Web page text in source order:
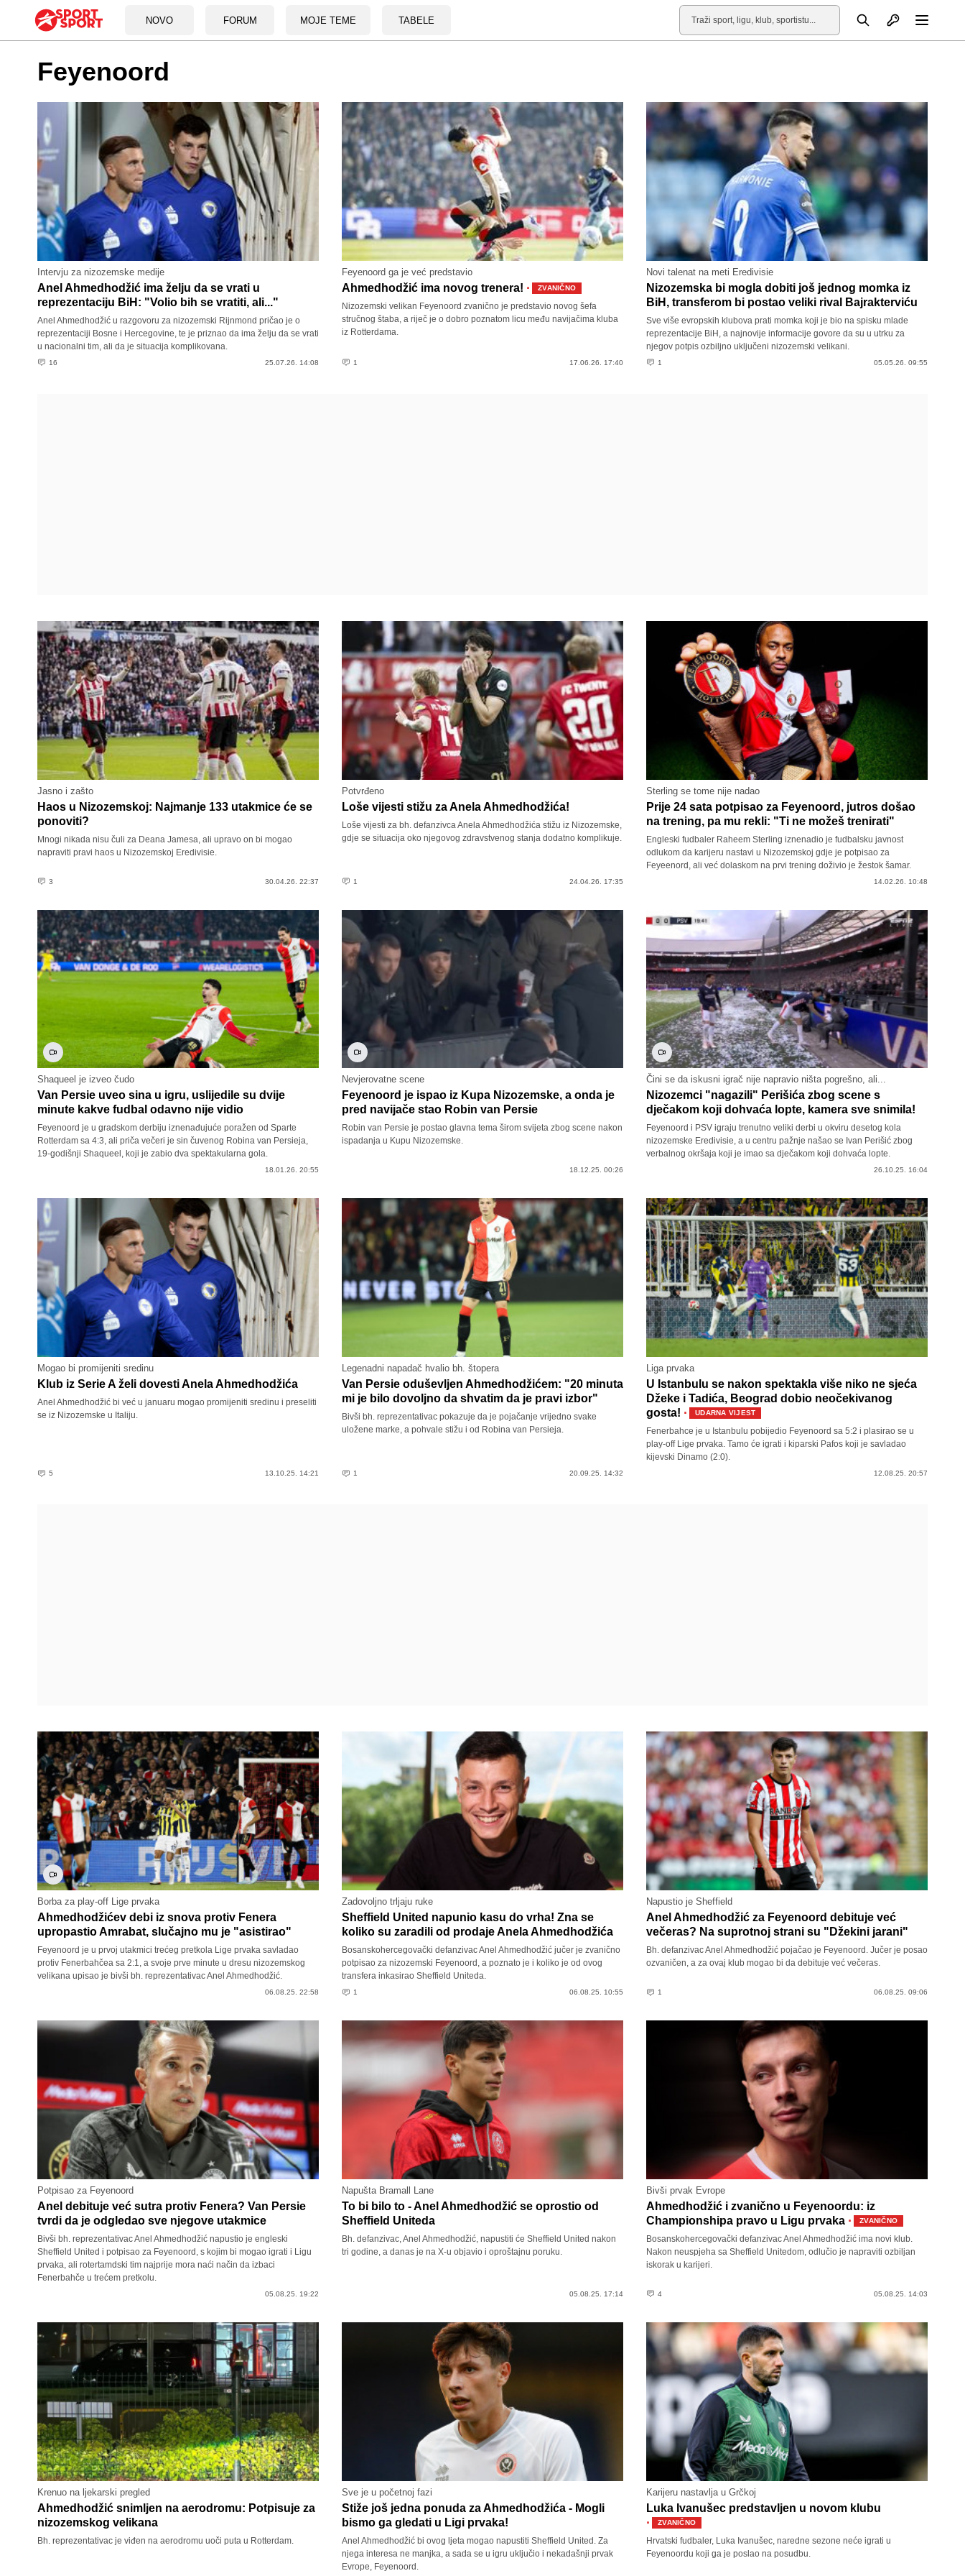
NOVO FORUM MOJE TEME TABELE
Pretraga Otvori profil
Feyenoord
Intervju za nizozemske medije
Anel Ahmedhodžić ima želju da se vrati u
reprezentaciju BiH: "Volio bih se vratiti, ali..."
Anel Ahmedhodžić u razgovoru za nizozemski Rijnmond pričao je o
reprezentaciji Bosne i Hercegovine, te je priznao da ima želju da se vrati
u nacionalni tim, ali da je situacija komplikovana.
16 25.07.26. 14:08
Feyenoord ga je već predstavio
Ahmedhodžić ima novog trenera! · ZVANIČNO
Nizozemski velikan Feyenoord zvanično je predstavio novog šefa
stručnog štaba, a riječ je o dobro poznatom licu među navijačima kluba
iz Rotterdama.
1 17.06.26. 17:40
Novi talenat na meti Eredivisie
Nizozemska bi mogla dobiti još jednog momka iz
BiH, transferom bi postao veliki rival Bajrakterviću
Sve više evropskih klubova prati momka koji je bio na spisku mlade
reprezentacije BiH, a najnovije informacije govore da su u utrku za
njegov potpis ozbiljno uključeni nizozemski velikani.
1 05.05.26. 09:55
Jasno i zašto
Haos u Nizozemskoj: Najmanje 133 utakmice će se
ponoviti?
Mnogi nikada nisu čuli za Deana Jamesa, ali upravo on bi mogao
napraviti pravi haos u Nizozemskoj Eredivisie.
3 30.04.26. 22:37
Potvrđeno
Loše vijesti stižu za Anela Ahmedhodžića!
Loše vijesti za bh. defanzivca Anela Ahmedhodžića stižu iz Nizozemske,
gdje se situacija oko njegovog zdravstvenog stanja dodatno komplikuje.
1 24.04.26. 17:35
Sterling se tome nije nadao
Prije 24 sata potpisao za Feyenoord, jutros došao
na trening, pa mu rekli: "Ti ne možeš trenirati"
Engleski fudbaler Raheem Sterling iznenadio je fudbalsku javnost
odlukom da karijeru nastavi u Nizozemskoj gdje je potpisao za
Feyeenord, ali već dolaskom na prvi trening doživio je žestok šamar.
14.02.26. 10:48
Shaqueel je izveo čudo
Van Persie uveo sina u igru, uslijedile su dvije
minute kakve fudbal odavno nije vidio
Feyenoord je u gradskom derbiju iznenađujuće poražen od Sparte
Rotterdam sa 4:3, ali priča večeri je sin čuvenog Robina van Persieja,
19-godišnji Shaqueel, koji je zabio dva spektakularna gola.
18.01.26. 20:55
Nevjerovatne scene
Feyenoord je ispao iz Kupa Nizozemske, a onda je
pred navijače stao Robin van Persie
Robin van Persie je postao glavna tema širom svijeta zbog scene nakon
ispadanja u Kupu Nizozemske.
18.12.25. 00:26
Čini se da iskusni igrač nije napravio ništa pogrešno, ali...
Nizozemci "nagazili" Perišića zbog scene s
dječakom koji dohvaća lopte, kamera sve snimila!
Feyenoord i PSV igraju trenutno veliki derbi u okviru desetog kola
nizozemske Eredivisie, a u centru pažnje našao se Ivan Perišić zbog
verbalnog okršaja koji je imao sa dječakom koji dohvaća lopte.
26.10.25. 16:04
Mogao bi promijeniti sredinu
Klub iz Serie A želi dovesti Anela Ahmedhodžića
Anel Ahmedhodžić bi već u januaru mogao promijeniti sredinu i preseliti
se iz Nizozemske u Italiju.
5 13.10.25. 14:21
Legenadni napadač hvalio bh. štopera
Van Persie oduševljen Ahmedhodžićem: "20 minuta
mi je bilo dovoljno da shvatim da je pravi izbor"
Bivši bh. reprezentativac pokazuje da je pojačanje vrijedno svake
uložene marke, a pohvale stižu i od Robina van Persieja.
1 20.09.25. 14:32
Liga prvaka
U Istanbulu se nakon spektakla više niko ne sjeća
Džeke i Tadića, Beograd dobio neočekivanog
gosta! · UDARNA VIJEST
Fenerbahce je u Istanbulu pobijedio Feyenoord sa 5:2 i plasirao se u
play-off Lige prvaka. Tamo će igrati i kiparski Pafos koji je savladao
kijevski Dinamo (2:0).
12.08.25. 20:57
Borba za play-off Lige prvaka
Ahmedhodžićev debi iz snova protiv Fenera
upropastio Amrabat, slučajno mu je "asistirao"
Feyenoord je u prvoj utakmici trećeg pretkola Lige prvaka savladao
protiv Fenerbahčea sa 2:1, a svoje prve minute u dresu nizozemskog
velikana upisao je bivši bh. reprezentativac Anel Ahmedhodžić.
06.08.25. 22:58
Zadovoljno trljaju ruke
Sheffield United napunio kasu do vrha! Zna se
koliko su zaradili od prodaje Anela Ahmedhodžića
Bosanskohercegovački defanzivac Anel Ahmedhodžić jučer je zvanično
potpisao za nizozemski Feyenoord, a poznato je i koliko je od ovog
transfera inkasirao Sheffield Uniteda.
1 06.08.25. 10:55
Napustio je Sheffield
Anel Ahmedhodžić za Feyenoord debituje već
večeras? Na suprotnoj strani su "Džekini jarani"
Bh. defanzivac Anel Ahmedhodžić pojačao je Feyenoord. Jučer je posao
ozvaničen, a za ovaj klub mogao bi da debituje već večeras.
1 06.08.25. 09:06
Potpisao za Feyenoord
Anel debituje već sutra protiv Fenera? Van Persie
tvrdi da je odgledao sve njegove utakmice
Bivši bh. reprezentativac Anel Ahmedhodžić napustio je engleski
Sheffield United i potpisao za Feyenoord, s kojim bi mogao igrati i Ligu
prvaka, ali rotertamdski tim najprije mora naći način da izbaci
Fenerbahče u trećem pretkolu.
05.08.25. 19:22
Napušta Bramall Lane
To bi bilo to - Anel Ahmedhodžić se oprostio od
Sheffield Uniteda
Bh. defanzivac, Anel Ahmedhodžić, napustiti će Sheffield United nakon
tri godine, a danas je na X-u objavio i oproštajnu poruku.
05.08.25. 17:14
Bivši prvak Evrope
Ahmedhodžić i zvanično u Feyenoordu: iz
Championshipa pravo u Ligu prvaka · ZVANIČNO
Bosanskohercegovački defanzivac Anel Ahmedhodžić ima novi klub.
Nakon neuspjeha sa Sheffield Unitedom, odlučio je napraviti ozbiljan
iskorak u karijeri.
4 05.08.25. 14:03
Krenuo na ljekarski pregled
Ahmedhodžić snimljen na aerodromu: Potpisuje za
nizozemskog velikana
Bh. reprezentativac je viđen na aerodromu uoči puta u Rotterdam.
Sve je u početnoj fazi
Stiže još jedna ponuda za Ahmedhodžića - Mogli
bismo ga gledati u Ligi prvaka!
Anel Ahmedhodžić bi ovog ljeta mogao napustiti Sheffield United. Za
njega interesa ne manjka, a sada se u igru uključio i nekadašnji prvak
Evrope, Feyenoord.
Karijeru nastavlja u Grčkoj
Luka Ivanušec predstavljen u novom klubu
· ZVANIČNO
Hrvatski fudbaler, Luka Ivanušec, naredne sezone neće igrati u
Feyenoordu koji ga je poslao na posudbu.